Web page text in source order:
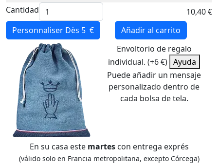
Cantidad
10,40 €
Personnaliser Dès 5 €
Añadir al carrito
Envoltorio de regalo
individual. (+6 €) Ayuda
Puede añadir un mensaje
personalizado dentro de
cada bolsa de tela.
En su casa este martescon entrega exprés
(válido solo en Francia metropolitana, excepto Córcega)